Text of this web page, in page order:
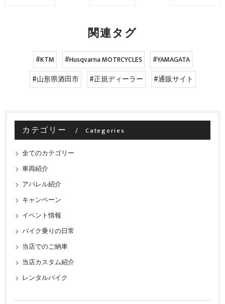
関連タグ
#KTM #Husqvarna MOTRCYCLES
#YAMAGATA
#山形県酒田市
#正規ディーラー #通販サイト
カテゴリー Categories
全てのカテゴリー
車両紹介
アパレル紹介
キャンペーン
イベント情報
バイク乗りの日常
当店でのご納車
当店カスタム紹介
レンタルバイク